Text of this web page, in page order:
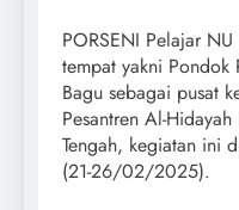
PORSENI Pelajar
tempat yakni Pondok
Bagu sebagai pusat
Pesantren Al-
Tengah, kegiatan ini
(21-26/02/2025).